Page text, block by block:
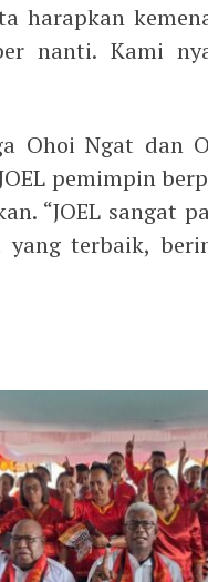
harapkan
nanti. Kami
Ohoi Ngat dan
pemimpin
“JOEL sangat
terbaik,